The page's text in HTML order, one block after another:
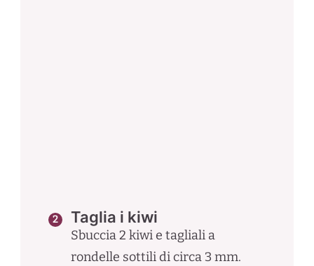
Taglia i kiwi
Sbuccia 2 kiwi e tagliali a
rondelle sottili di circa 3 mm.